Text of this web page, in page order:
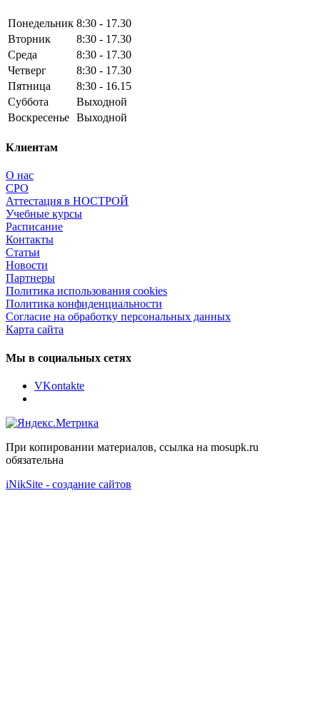
Понедельник 8:30 - 17.30
Вторник
8:30 - 17.30
Среда
8:30 - 17.30
Четверг
8:30 - 17.30
Пятница
8:30 - 16.15
Суббота
Выходной
Воскресенье Выходной
Клиентам
О нас
СРО
Аттестация в НОСТРОЙ
Учебные курсы
Расписание
Контакты
Статьи
Новости
Партнеры
Политика использования cookies
Политика конфиденциальности
Согласие на обработку персональных данных
Карта сайта
Мы в социальных сетях
VKontakte
При копировании материалов, ссылка на mosupk.ru
обязательна
iNikSite - создание сайтов